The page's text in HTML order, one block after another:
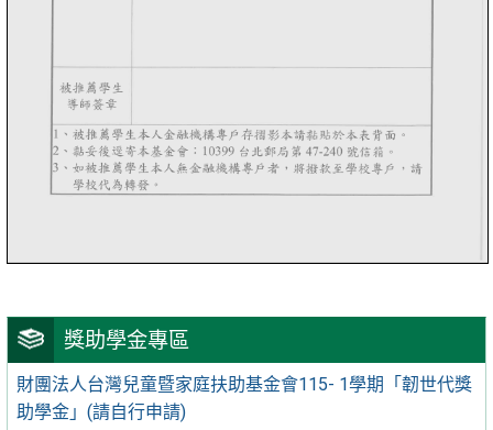
獎助學金專區
財團法人台灣兒童暨家庭扶助基金會115- 1學期「韌世代獎
助學金」(請自行申請)